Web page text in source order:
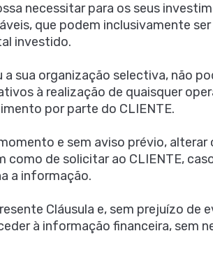
necessitar para os seus
que podem inclusivamente
investido.
sua organização selectiva, não
à realização de quaisquer
por parte do CLIENTE.
e sem aviso prévio,
de solicitar ao CLIENTE,
a informação.
Cláusula e, sem prejuízo de
à informação financeira, sem